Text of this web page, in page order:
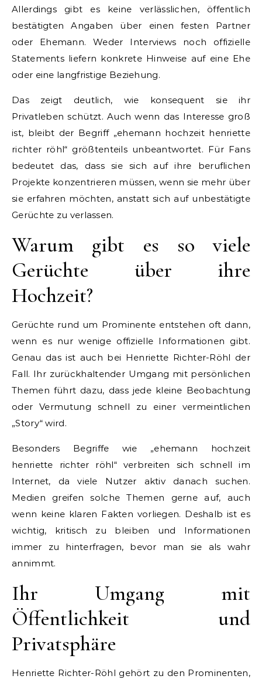
Allerdings gibt es keine verlässlichen, öffentlich
bestätigten Angaben über einen festen Partner
oder Ehemann. Weder Interviews noch offizielle
Statements liefern konkrete Hinweise auf eine Ehe
oder eine langfristige Beziehung.
Das zeigt deutlich, wie konsequent sie ihr
Privatleben schützt. Auch wenn das Interesse groß
ist, bleibt der Begriff „ehemann hochzeit henriette
richter röhl“ größtenteils unbeantwortet. Für Fans
bedeutet das, dass sie sich auf ihre beruflichen
Projekte konzentrieren müssen, wenn sie mehr über
sie erfahren möchten, anstatt sich auf unbestätigte
Gerüchte zu verlassen.
Warum gibt es so viele
Gerüchte über ihre
Hochzeit?
Gerüchte rund um Prominente entstehen oft dann,
wenn es nur wenige offizielle Informationen gibt.
Genau das ist auch bei Henriette Richter-Röhl der
Fall. Ihr zurückhaltender Umgang mit persönlichen
Themen führt dazu, dass jede kleine Beobachtung
oder Vermutung schnell zu einer vermeintlichen
„Story“ wird.
Besonders Begriffe wie „ehemann hochzeit
henriette richter röhl“ verbreiten sich schnell im
Internet, da viele Nutzer aktiv danach suchen.
Medien greifen solche Themen gerne auf, auch
wenn keine klaren Fakten vorliegen. Deshalb ist es
wichtig, kritisch zu bleiben und Informationen
immer zu hinterfragen, bevor man sie als wahr
annimmt.
Ihr Umgang mit
Öffentlichkeit und
Privatsphäre
Henriette Richter-Röhl gehört zu den Prominenten,